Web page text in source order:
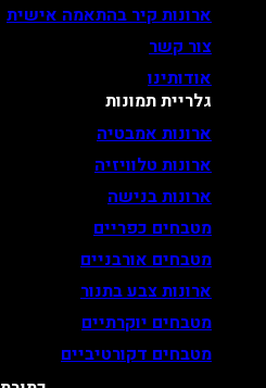
ארונות קיר בהתאמה אישית
צור קשר
אודותינו
גלריית תמונות
ארונות אמבטיה
ארונות טלוויזיה
ארונות בנישה
מטבחים כפריים
מטבחים אורבניים
ארונות צבע בתנור
מטבחים יוקרתיים
מטבחים דקורטיביים